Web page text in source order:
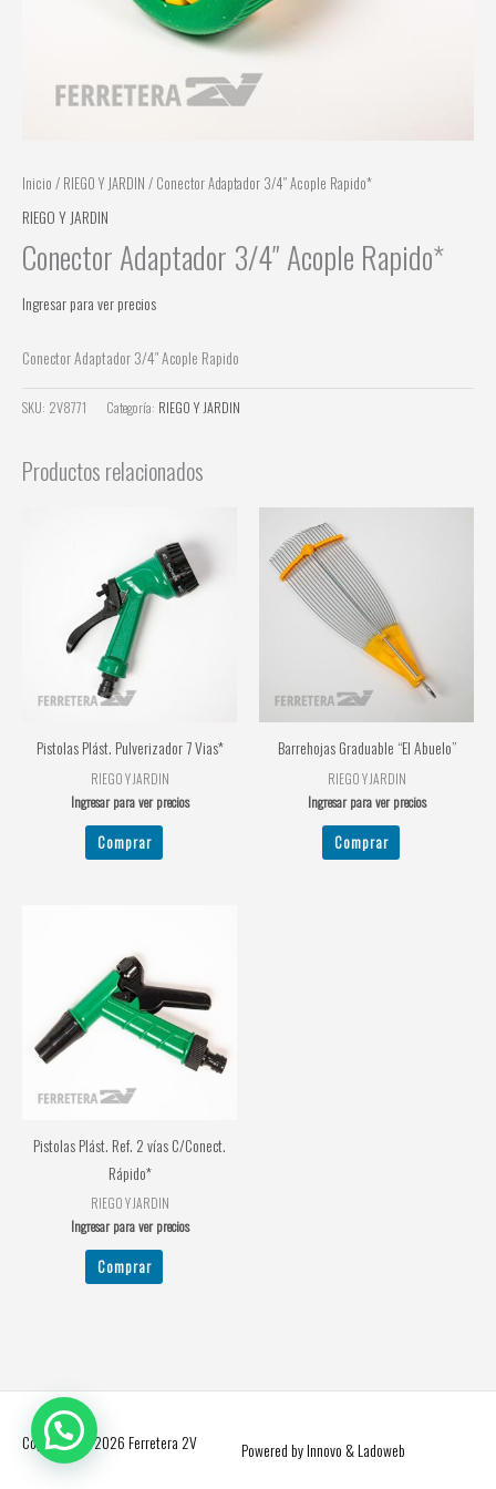
Inicio / RIEGO Y JARDIN / Conector Adaptador 3/4″ Acople Rapido*
RIEGO Y JARDIN
Conector Adaptador 3/4″ Acople Rapido*
Ingresar para ver precios
Conector Adaptador 3/4″ Acople Rapido
SKU: 2V8771 Categoría: RIEGO Y JARDIN
Productos relacionados
Pistolas Plást. Pulverizador 7 Vias*
RIEGO Y JARDIN
Ingresar para ver precios
Comprar
Barrehojas Graduable “El Abuelo”
RIEGO Y JARDIN
Ingresar para ver precios
Comprar
Pistolas Plást. Ref. 2 vías C/Conect.
Rápido*
RIEGO Y JARDIN
Ingresar para ver precios
Comprar
Copyright © 2026 Ferretera 2V Powered by Innovo & Ladoweb